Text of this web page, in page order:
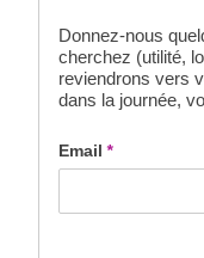
Donnez-nous
cherchez (utilité,
reviendrons vers
dans la journée,
Email *